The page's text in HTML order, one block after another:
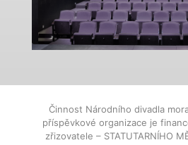
Činnost Národního divadla
příspěvkové organizace je
zřizovatele – STATUTARNÍHO